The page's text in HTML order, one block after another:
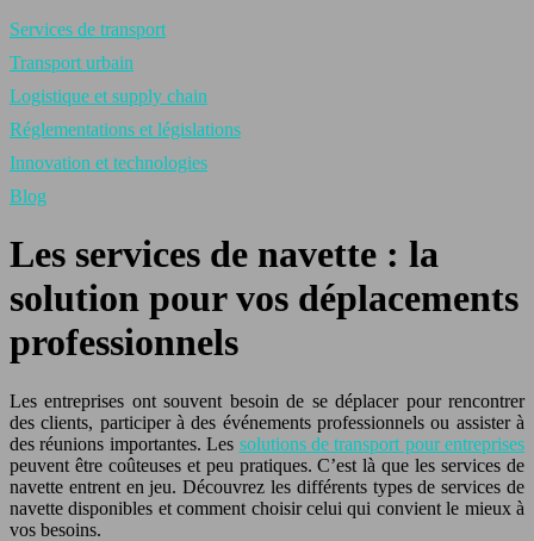
Services de transport
Transport urbain
Logistique et supply chain
Réglementations et législations
Innovation et technologies
Blog
Les services de navette : la
solution pour vos déplacements
professionnels
Les entreprises ont souvent besoin de se déplacer pour rencontrer
des clients, participer à des événements professionnels ou assister à
des réunions importantes. Les solutions de transport pour entreprises
peuvent être coûteuses et peu pratiques. C’est là que les services de
navette entrent en jeu. Découvrez les différents types de services de
navette disponibles et comment choisir celui qui convient le mieux à
vos besoins.